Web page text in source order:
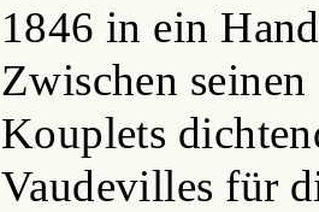
1846 in ein
Zwischen
Kouplets
Vaudevilles für